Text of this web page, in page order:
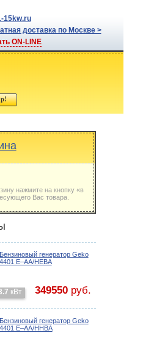
15kw.ru
доставка по Москве >
ON-LINE
нажмите на кнопку «в
Вас товара.
Бензиновый генератор Geko
4401 E–AA/HЕBA
кВт 349550руб.
Бензиновый генератор Geko
4401 E–AA/HHBA